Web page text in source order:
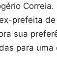
Correia.
prefeita de
sua
para uma